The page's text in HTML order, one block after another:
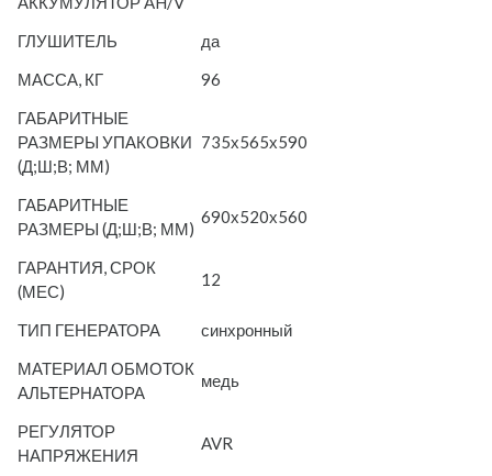
ГЛУШИТЕЛЬ
да
МАССА, КГ
96
ГАБАРИТНЫЕ
РАЗМЕРЫ УПАКОВКИ
(Д;Ш;В; ММ)
735х565х590
ГАБАРИТНЫЕ
РАЗМЕРЫ (Д;Ш;В; ММ)
690х520х560
ГАРАНТИЯ, СРОК
(МЕС)
12
ТИП ГЕНЕРАТОРА
синхронный
МАТЕРИАЛ ОБМОТОК
АЛЬТЕРНАТОРА
медь
РЕГУЛЯТОР
НАПРЯЖЕНИЯ
AVR